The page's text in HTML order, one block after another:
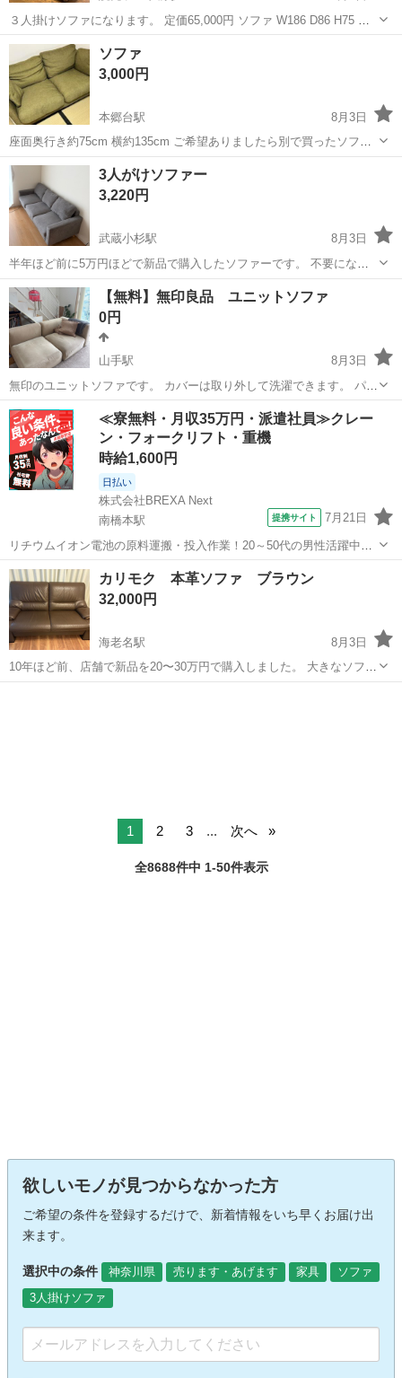
３人掛けソファになります。 定価65,000円 ソファ W186 D86 H75 オ
ットマン W54 D54 H36 宜しくお願いします。
神奈川 川崎市
ソファ
3,000円
本郷台駅
8月3日
座面奥行き約75cm 横約135cm ご希望ありましたら別で買ったソファ
ーカバーもおつけします。 配送+1万
神奈川 横浜市 本郷台駅
3人がけソファー
3,220円
武蔵小杉駅
8月3日
半年ほど前に5万円ほどで新品で購入したソファーです。 不要になっ
たため出品します。 カラーや状態は添付の写真をご確認ください。 受
け渡し場所近くに在住でして、運び出し含め対応頂ける方にお願いし
たいです。 スケジュールは本日...
神奈川 川崎市 武蔵小杉駅 ソファ
【無料】無印良品 ユニットソファ
0円
山手駅
8月3日
無印のユニットソファです。 カバーは取り外して洗濯できます。 パー
ツを分けられるのでアームの向きを変えることができます。 使用期間
は5年ほど。 写真の通り使用感はありますが、シンプルなソファで座
り心地もよく気に入って...
神奈川 横浜市 山手駅 ソファ
≪寮無料・月収35万円・派遣社員≫クレー
ン・フォークリフト・重機
時給1,600円
日払い
株式会社BREXA Next
南橋本駅
提携サイト 7月21日
リチウムイオン電池の原料運搬・投入作業！20～50代の男性活躍中★
ワンルーム寮完備！赴任旅費会社負担！年間休日130日★フォークリフ
ト免許お持ちの方、活躍中！就業先食堂利用可★《神奈川県相模原
市》 人気の工場のお仕事 ◇電...
神奈川 相模原市 南橋本駅
カリモク 本革ソファ ブラウン
32,000円
海老名駅
8月3日
10年ほど前、店舗で新品を20〜30万円で購入しました。 大きなソファ
に買い替えのため出品いたします。 シンプルで落ち着いた色合いのゆ
1 2 3 ... 次へ
全8688件中 1-50件表示
欲しいモノが見つからなかった方
ご希望の条件を登録するだけで、新着情報をいち早くお届け出
来ます。
選択中の条件 神奈川県 売ります・あげます 家具
ソファ
3人掛けソファ